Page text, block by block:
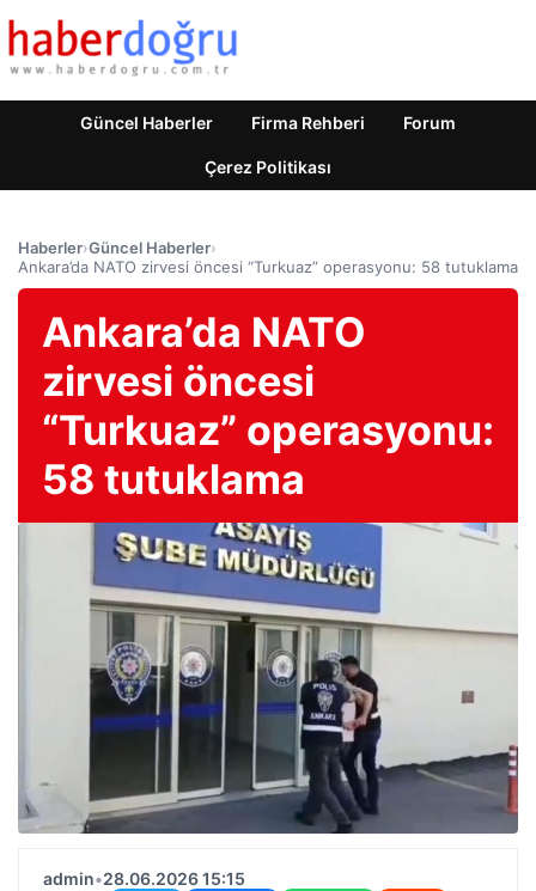
Güncel Haberler Firma Rehberi Forum
Çerez Politikası
Haberler›Güncel Haberler›
Ankara’da NATO zirvesi öncesi “Turkuaz” operasyonu: 58 tutuklama
Ankara’da NATO
zirvesi öncesi
“Turkuaz” operasyonu:
58 tutuklama
admin•28.06.2026 15:15